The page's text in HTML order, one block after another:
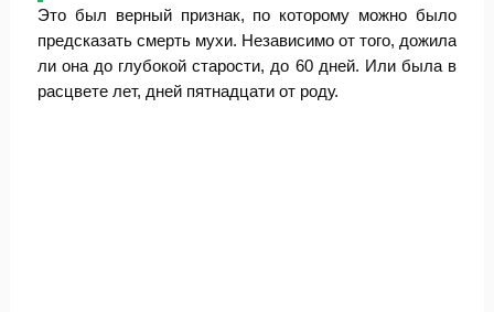
Это был верный признак, по которому можно было
предсказать смерть мухи. Независимо от того, дожила
ли она до глубокой старости, до 60 дней. Или была в
расцвете лет, дней пятнадцати от роду.